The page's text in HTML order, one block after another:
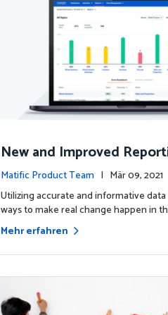
New and Improved
ow!
Matific Product Team | Mär 09,
Utilizing accurate and informative
ways to make real change happen in
Mehr erfahren